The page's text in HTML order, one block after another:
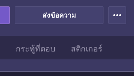
ส่งข้อความ more_horiz
กระทู้ที่ตอบ สติกเกอร์